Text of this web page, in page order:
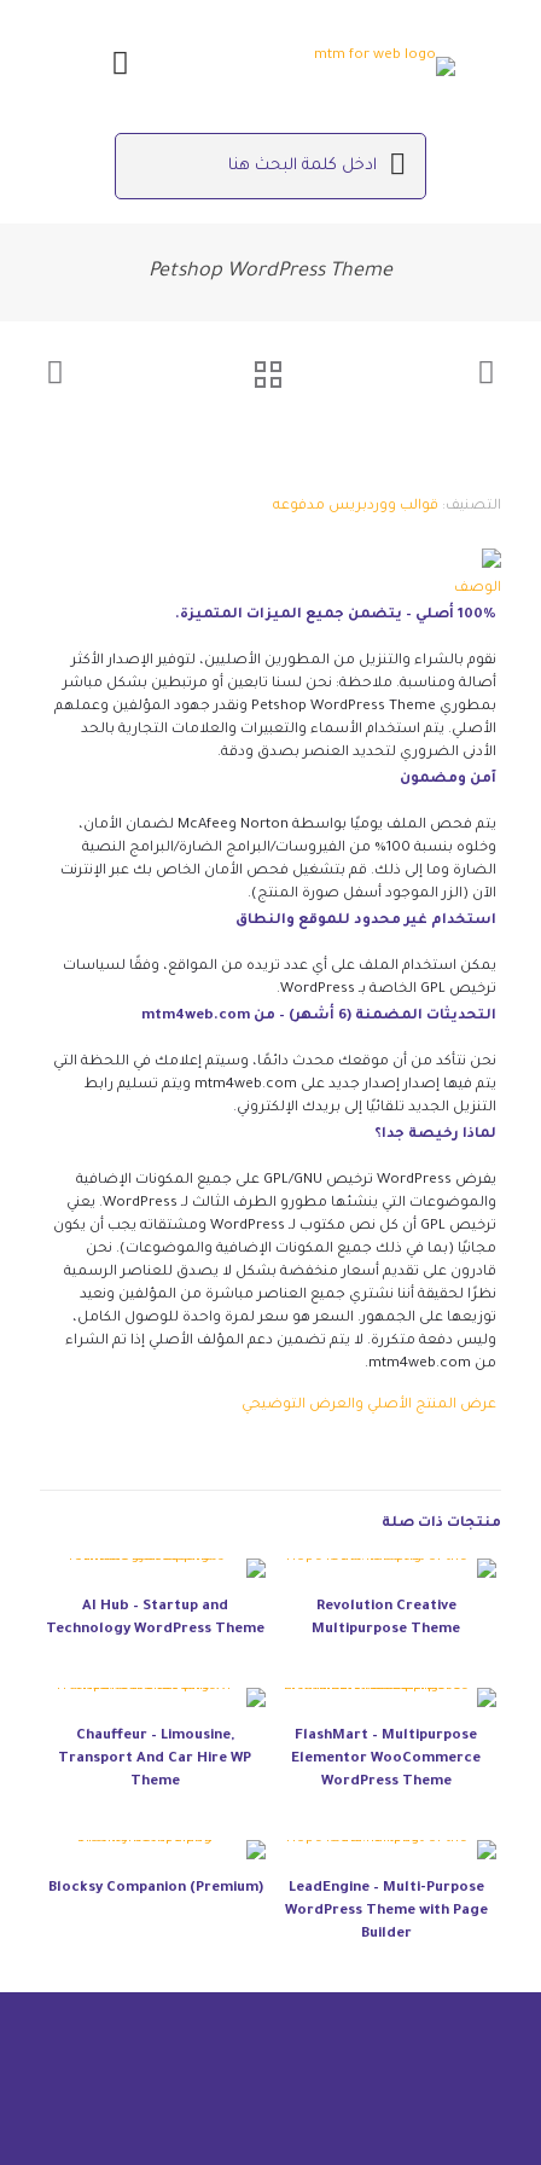
Petshop WordPress Theme
التصنيف: قوالب ووردبريس مدفوعه
الوصف
100% أصلي – يتضمن جميع الميزات المتميزة.
نقوم بالشراء والتنزيل من المطورين الأصليين، لتوفير الإصدار الأكثر
أصالة ومناسبة. ملاحظة: نحن لسنا تابعين أو مرتبطين بشكل مباشر
بمطوري Petshop WordPress Theme ونقدر جهود المؤلفين وعملهم
الأصلي. يتم استخدام الأسماء والتعبيرات والعلامات التجارية بالحد
الأدنى الضروري لتحديد العنصر بصدق ودقة.
آمن ومضمون
يتم فحص الملف يوميًا بواسطة Norton وMcAfee لضمان الأمان،
وخلوه بنسبة 100% من الفيروسات/البرامج الضارة/البرامج النصية
الضارة وما إلى ذلك. قم بتشغيل فحص الأمان الخاص بك عبر الإنترنت
الآن (الزر الموجود أسفل صورة المنتج).
استخدام غير محدود للموقع والنطاق
يمكن استخدام الملف على أي عدد تريده من المواقع، وفقًا لسياسات
ترخيص GPL الخاصة بـ WordPress.
التحديثات المضمنة (6 أشهر) – من mtm4web.com
نحن نتأكد من أن موقعك محدث دائمًا، وسيتم إعلامك في اللحظة التي
يتم فيها إصدار إصدار جديد على mtm4web.com ويتم تسليم رابط
التنزيل الجديد تلقائيًا إلى بريدك الإلكتروني.
لماذا رخيصة جدا؟
يفرض WordPress ترخيص GPL/GNU على جميع المكونات الإضافية
والموضوعات التي ينشئها مطورو الطرف الثالث لـ WordPress. يعني
ترخيص GPL أن كل نص مكتوب لـ WordPress ومشتقاته يجب أن يكون
مجانيًا (بما في ذلك جميع المكونات الإضافية والموضوعات). نحن
قادرون على تقديم أسعار منخفضة بشكل لا يصدق للعناصر الرسمية
نظرًا لحقيقة أننا نشتري جميع العناصر مباشرة من المؤلفين ونعيد
توزيعها على الجمهور. السعر هو سعر لمرة واحدة للوصول الكامل،
وليس دفعة متكررة. لا يتم تضمين دعم المؤلف الأصلي إذا تم الشراء
من mtm4web.com.
عرض المنتج الأصلي والعرض التوضيحي
منتجات ذات صلة
Revolution Creative
Multipurpose Theme
AI Hub – Startup and
Technology WordPress Theme
FlashMart – Multipurpose
Elementor WooCommerce
WordPress Theme
Chauffeur – Limousine,
Transport And Car Hire WP
Theme
LeadEngine – Multi-Purpose
WordPress Theme with Page
Builder
Blocksy Companion (Premium)